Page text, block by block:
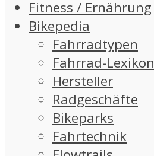
Fitness / Ernährung
Bikepedia
Fahrradtypen
Fahrrad-Lexikon
Hersteller
Radgeschäfte
Bikeparks
Fahrtechnik